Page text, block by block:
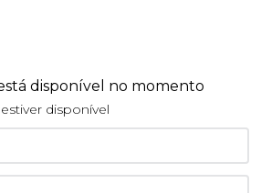
disponível no momento
disponível